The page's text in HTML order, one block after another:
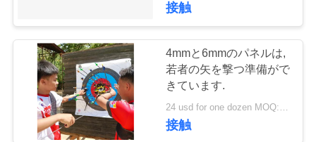
て
ターゲット矢
46
接触
4mmと6mmのパネルは,
若者の矢を撃つ準備がで
きています.
24 usd for one dozen MOQ:ご使用前に製品が良好な状態であることをご確認ください。異常がある場合は使用しないでください。改変は固く禁止されています。違法行為は固く禁止されています。現地の法律を遵守してください。
接触